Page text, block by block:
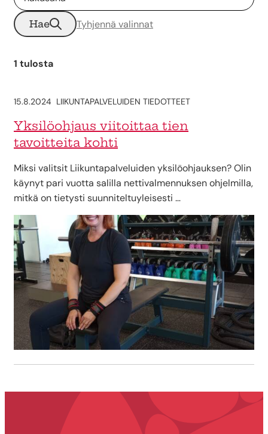
Hae Tyhjennä valinnat
1 tulosta
15.8.2024 LIIKUNTAPALVELUIDEN TIEDOTTEET
Yksilöohjaus viitoittaa tien
tavoitteita kohti
Miksi valitsit Liikuntapalveluiden yksilöohjauksen? Olin
käynyt pari vuotta salilla nettivalmennuksen ohjelmilla,
mitkä on tietysti suunniteltuyleisesti …